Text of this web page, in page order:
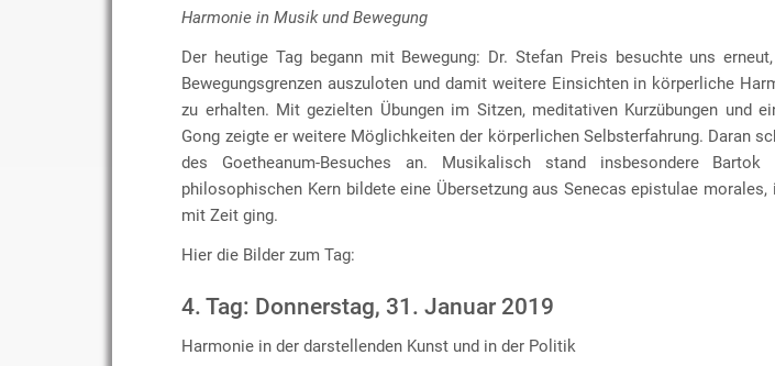
Harmonie in Musik und Bewegung
Der heutige Tag begann mit Bewegung: Dr. Stefan Preis besuchte uns
Bewegungsgrenzen auszuloten und damit weitere Einsichten in körperliche
zu erhalten. Mit gezielten Übungen im Sitzen, meditativen Kurzübungen und
Gong zeigte er weitere Möglichkeiten der körperlichen Selbsterfahrung. Daran
des Goetheanum-Besuches an. Musikalisch stand insbesondere
philosophischen Kern bildete eine Übersetzung aus Senecas epistulae morales,
mit Zeit ging.
Hier die Bilder zum Tag:
4. Tag: Donnerstag, 31. Januar 2019
Harmonie in der darstellenden Kunst und in der Politik